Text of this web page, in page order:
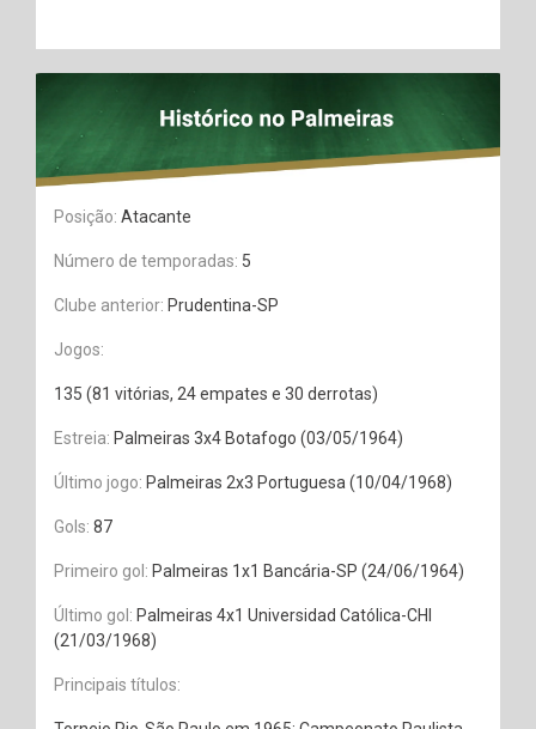
Posição: Atacante
Número de temporadas: 5
Clube anterior: Prudentina-SP
Jogos:
135 (81 vitórias, 24 empates e 30 derrotas)
Estreia: Palmeiras 3x4 Botafogo (03/05/1964)
Último jogo: Palmeiras 2x3 Portuguesa (10/04/1968)
Gols: 87
Primeiro gol: Palmeiras 1x1 Bancária-SP (24/06/1964)
Último gol: Palmeiras 4x1 Universidad Católica-CHI
(21/03/1968)
Principais títulos: